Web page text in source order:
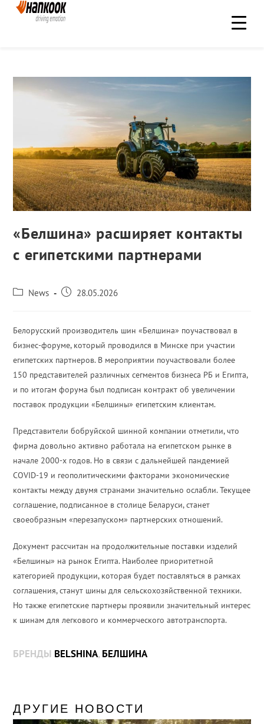
«Белшина» расширяет контакты
с египетскими партнерами
News 28.05.2026
Белорусский производитель шин «Белшина» поучаствовал в
бизнес-форуме, который проводился в Минске при участии
египетских партнеров. В мероприятии поучаствовали более
150 представителей различных сегментов бизнеса РБ и Египта,
и по итогам форума был подписан контракт об увеличении
поставок продукции «Белшины» египетским клиентам.
Представители бобруйской шинной компании отметили, что
фирма довольно активно работала на египетском рынке в
начале 2000-х годов. Но в связи с дальнейшей пандемией
COVID-19 и геополитическими факторами экономические
контакты между двумя странами значительно ослабли. Текущее
соглашение, подписанное в столице Беларуси, станет
своеобразным «перезапуском» партнерских отношений.
Документ рассчитан на продолжительные поставки изделий
«Белшины» на рынок Египта. Наиболее приоритетной
категорией продукции, которая будет поставляться в рамках
соглашения, станут шины для сельскохозяйственной техники.
Но также египетские партнеры проявили значительный интерес
к шинам для легкового и коммерческого автотранспорта.
БРЕНДЫ BELSHINA,БЕЛШИНА
ДРУГИЕ НОВОСТИ